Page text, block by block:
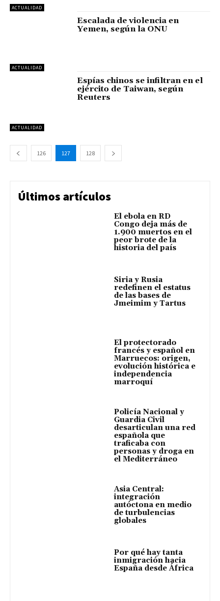
ACTUALIDAD
ACTUALIDAD
Escalada de violencia en
Yemen, según la ONU
ACTUALIDAD
Espías chinos se infiltran en el
ejército de Taiwan, según
Reuters
126 127 128
Últimos artículos
El ebola en RD
Congo deja más de
1.900 muertos en el
peor brote de la
historia del país
Siria y Rusia
redefinen el estatus
de las bases de
Jmeimim y Tartus
El protectorado
francés y español en
Marruecos: origen,
evolución histórica e
independencia
marroquí
Policía Nacional y
Guardia Civil
desarticulan una red
española que
traficaba con
personas y droga en
el Mediterráneo
Asia Central:
integración
autóctona en medio
de turbulencias
globales
Por qué hay tanta
inmigración hacia
España desde África